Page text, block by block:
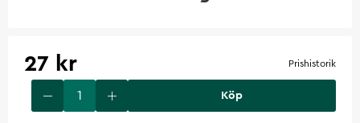
27 kr Prishistorik
Köp